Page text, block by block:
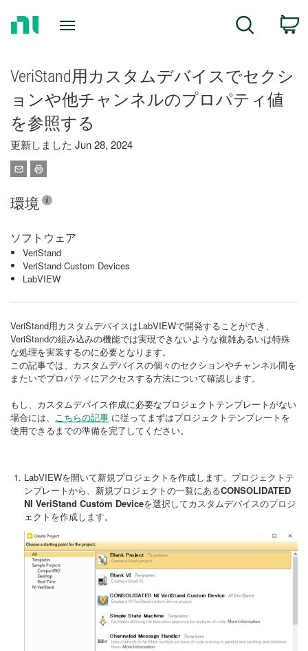
Search
VeriStand用カスタムデバイスでセクシ
ョンや他チャンネルのプロパティ値
を参照する
更新しました Jun 28, 2024
環境
ソフトウェア
VeriStand
VeriStand Custom Devices
LabVIEW
VeriStand用カスタムデバイスはLabVIEWで開発することができ、
VeriStandの組み込みの機能では実現できないような複雑あるいは特殊
な処理を実装するのに必要となります。
この記事では、カスタムデバイスの個々のセクションやチャンネル間を
またいでプロパティにアクセスする方法について確認します。
もし、カスタムデバイス作成に必要なプロジェクトテンプレートがない
場合には、 こちらの記事 に従ってまずはプロジェクトテンプレートを
使用できるまでの準備を完了してください。
LabVIEWを開いて新規プロジェクトを作成します。プロジェクトテ
ンプレートから、新規プロジェクトの一覧にあるCONSOLIDATED
NI VeriStand Custom Deviceを選択してカスタムデバイスのプロジ
ェクトを作成します。